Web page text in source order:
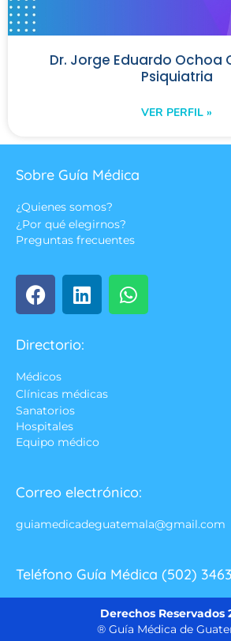
Dr. Jorge Eduardo Ochoa
Psiquiatria
VER PERFIL »
Sobre Guía Médica
¿Quienes somos?
¿Por qué elegirnos?
Preguntas frecuentes
Directorio:
Médicos
Clínicas médicas
Sanatorios
Hospitales
Equipo médico
Correo electrónico:
guiamedicadeguatemala@gmail.com
Teléfono Guía Médica (502)
Derechos Reservados
® Guía Médica de